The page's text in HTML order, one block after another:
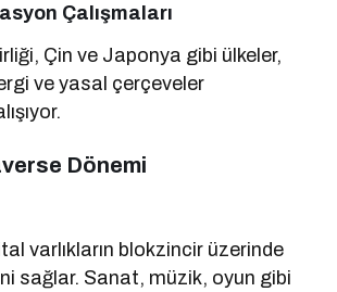
Çalışmaları
Çin ve Japonya gibi ülkeler,
ve yasal çerçeveler
Dönemi
varlıkların blokzincir üzerinde
sağlar. Sanat, müzik, oyun gibi